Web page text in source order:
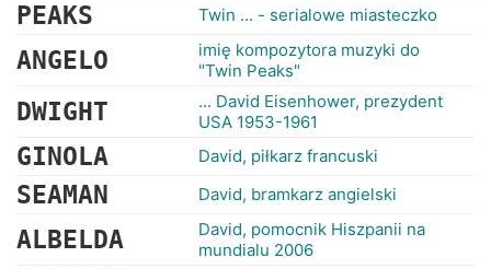
PEAKS Twin ... - serialowe miasteczko
ANGELO
imię kompozytora muzyki do
"Twin Peaks"
DWIGHT
... David Eisenhower, prezydent
USA 1953-1961
GINOLA David, piłkarz francuski
SEAMAN David, bramkarz angielski
ALBELDA
David, pomocnik Hiszpanii na
mundialu 2006